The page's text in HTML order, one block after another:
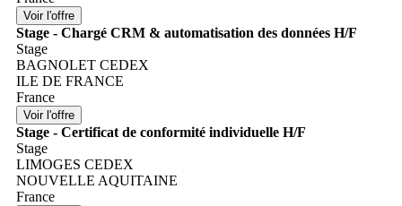
Stage - Chargé CRM & automatisation des données H/F
Stage
BAGNOLET CEDEX
ILE DE FRANCE
France
Stage - Certificat de conformité individuelle H/F
Stage
LIMOGES CEDEX
NOUVELLE AQUITAINE
France